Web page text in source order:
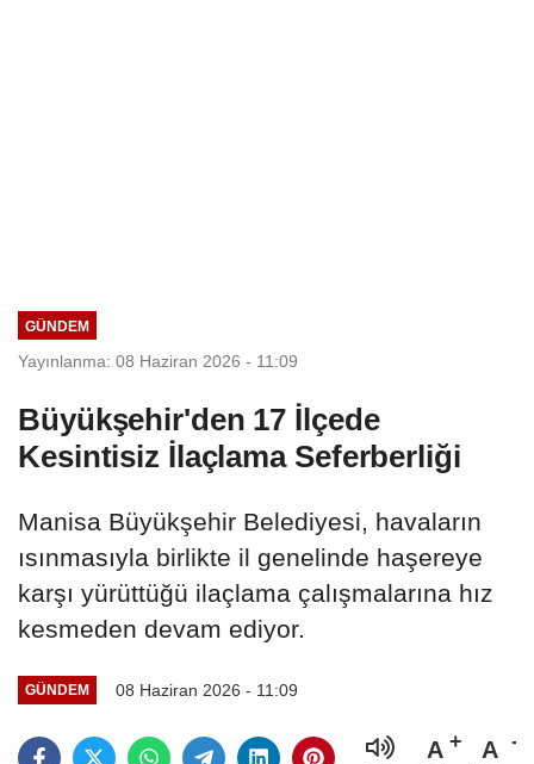
GÜNDEM
Yayınlanma: 08 Haziran 2026 - 11:09
Büyükşehir'den 17 İlçede
Kesintisiz İlaçlama Seferberliği
Manisa Büyükşehir Belediyesi, havaların
ısınmasıyla birlikte il genelinde haşereye
karşı yürüttüğü ilaçlama çalışmalarına hız
kesmeden devam ediyor.
GÜNDEM 08 Haziran 2026 - 11:09
A A